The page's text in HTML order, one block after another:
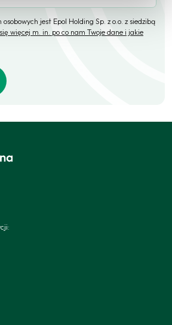
jest Epol Holding Sp. z o.o. z siedzibą
więcej m. in. po co nam Twoje dane i jakie